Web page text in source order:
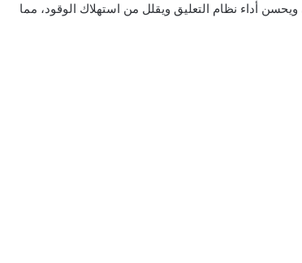
أداء نظام التعليق ويقلل من استهلاك الوقود، مما